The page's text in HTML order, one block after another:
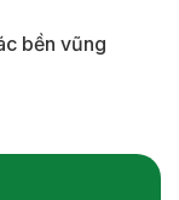
bền vũng